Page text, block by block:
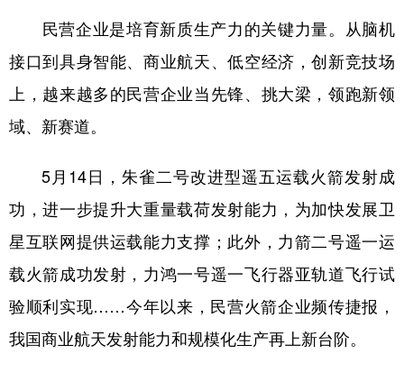
广东 广西 海南 重庆
四川 贵州 云南 西藏
陕西 甘肃 青海 宁夏
新疆
多语种频道
English Español Français عربى
Русский язык 日本語 한국어
民营企业是培育新质生产力的关键力量。从脑机
接口到具身智能、商业航天、低空经济，创新竞技场
上，越来越多的民营企业当先锋、挑大梁，领跑新领
域、新赛道。
5月14日，朱雀二号改进型遥五运载火箭发射成
功，进一步提升大重量载荷发射能力，为加快发展卫
星互联网提供运载能力支撑；此外，力箭二号遥一运
载火箭成功发射，力鸿一号遥一飞行器亚轨道飞行试
验顺利实现……今年以来，民营火箭企业频传捷报，
我国商业航天发射能力和规模化生产再上新台阶。